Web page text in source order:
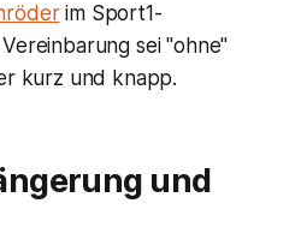
im Sport1-
sei "ohne"
kurz und knapp.
und